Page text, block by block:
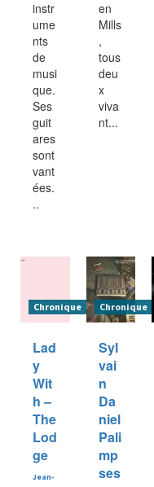
instr
ume
nts
de
musi
que.
Ses
guit
ares
sont
vant
ées.
..
en
Mills
,
tous
deu
x
viva
nt...
Chronique
Lad
y
Wit
h –
The
Lod
ge
Jean-
Chronique
Syl
vai
n
Da
niel
Pali
mp
ses